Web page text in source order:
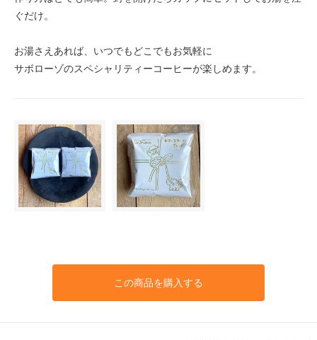
ぐだけ。
お湯さえあれば、いつでもどこでもお気軽に
サボローゾのスペシャリティーコーヒーが楽しめます。
この商品を購入する